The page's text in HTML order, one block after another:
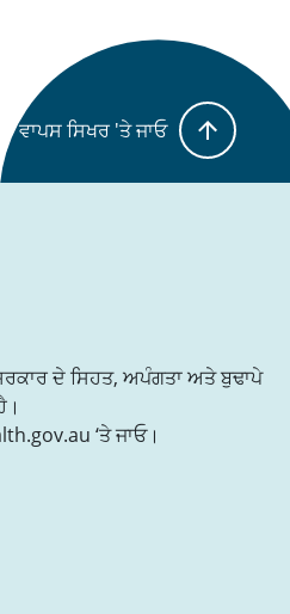
ਵਾਪਸ ਸਿਖਰ 'ਤੇ ਜਾਓ
ਦੇ ਸਿਹਤ, ਅਪੰਗਤਾ ਅਤੇ ਬੁਢਾਪੇ
‘ਤੇ ਜਾਓ।